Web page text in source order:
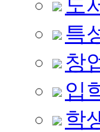
도
특
창
입
학